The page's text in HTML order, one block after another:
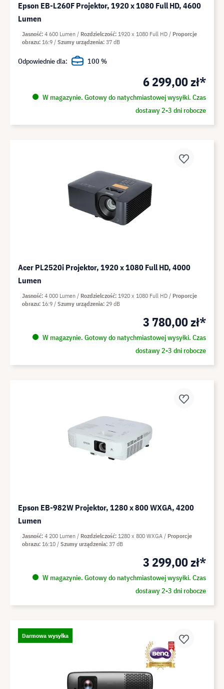
Epson EB-L260F Projektor, 1920 x 1080 Full HD, 4600
Lumen
6 299,00 zł*
W magazynie. Gotowy do natychmiastowej wysyłki. Czas
dostawy 2-3 dni robocze
Jasność 4 600 Lumen Rozdzielczość 1920 x 1080 Full HD
Proporcje
obrazu 16:9 Szumy urządzenia 37 dB
Odpowiednie dla: 100 %
Acer PL2520i Projektor, 1920 x 1080 Full HD, 4000
Lumen
3 780,00 zł*
W magazynie. Gotowy do natychmiastowej wysyłki. Czas
dostawy 2-3 dni robocze
Jasność 4 000 Lumen Rozdzielczość 1920 x 1080 Full HD
Proporcje
obrazu 16:9 Szumy urządzenia 29 dB
Epson EB-982W Projektor, 1280 x 800 WXGA, 4200
Lumen
3 299,00 zł*
W magazynie. Gotowy do natychmiastowej wysyłki. Czas
dostawy 2-3 dni robocze
Jasność 4 200 Lumen Rozdzielczość 1280 x 800 WXGA
Proporcje
obrazu 16:10 Szumy urządzenia 37 dB
Darmowa wysyłka